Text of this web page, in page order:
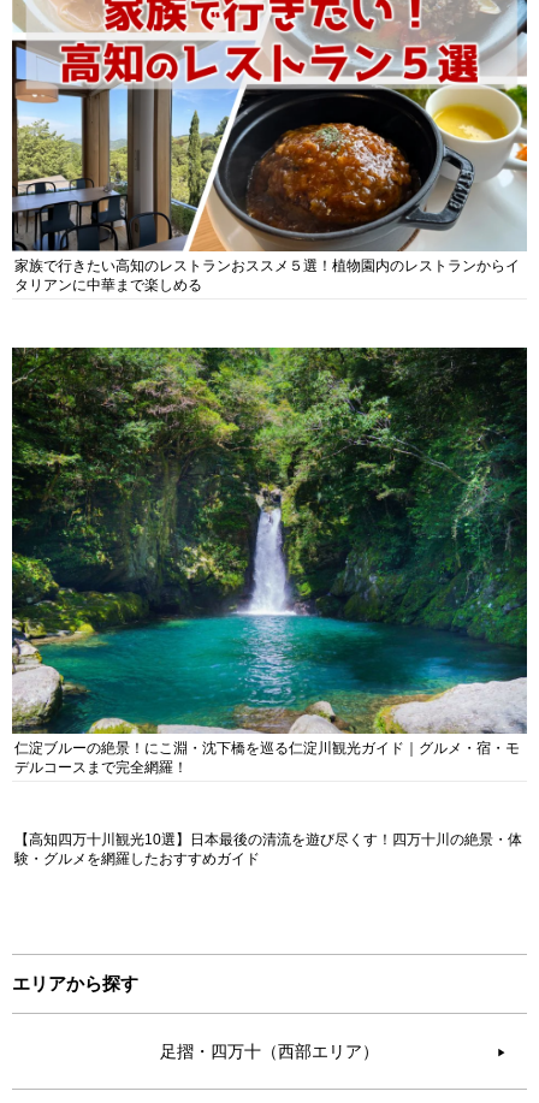
家族で行きたい高知のレストランおススメ５選！植物園内のレストランからイ
タリアンに中華まで楽しめる
仁淀ブルーの絶景！にこ淵・沈下橋を巡る仁淀川観光ガイド｜グルメ・宿・モ
デルコースまで完全網羅！
【高知四万十川観光10選】日本最後の清流を遊び尽くす！四万十川の絶景・体
験・グルメを網羅したおすすめガイド
エリアから探す
足摺・四万十（西部エリア） ▶︎